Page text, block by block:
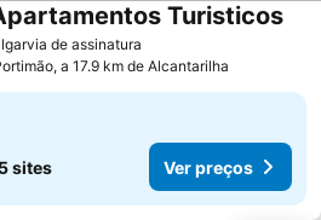
de assinatura
TuristicosVer
a 17.9 km de Alcantarilha
sites Ver preços